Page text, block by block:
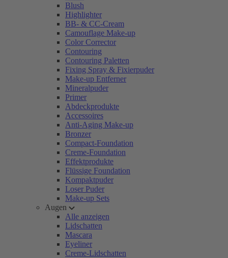
Blush
Highlighter
BB- & CC-Cream
Camouflage Make-up
Color Corrector
Contouring
Contouring Paletten
Fixing Spray & Fixierpuder
Make-up Entferner
Mineralpuder
Primer
Abdeckprodukte
Accessoires
Anti-Aging Make-up
Bronzer
Compact-Foundation
Creme-Foundation
Effektprodukte
Flüssige Foundation
Kompaktpuder
Loser Puder
Make-up Sets
Augen
Alle anzeigen
Lidschatten
Mascara
Eyeliner
Creme-Lidschatten